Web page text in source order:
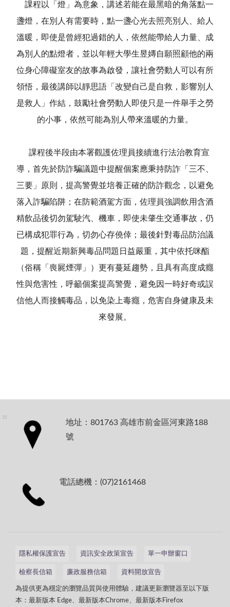
課程以「燈」為意象，講述若能在最黑暗的角落點一
盞燈，在別人有需要時，點一盞心光去照亮別人、給人
溫暖，即使是曾經犯過錯的人，依然能帶給人力量、成
為別人的點燈者，並以年輕大學生昱嫥自願照顧他的兩
位身心障礙室友的故事為啟發，讓社會勞動人可以有所
領悟，最後講師以靜思語「改變自己是自救，影響別人
是救人」作結，鼓勵社會勞動人即使只是一件舉手之勞
的小事，依然可能為別人帶來溫暖的力量。
課程後半段由本署觀護佐理員接續進行法治教育宣
導，首先於防詐騙議題中提醒個案應秉持防詐「三不、
三要」原則，提高警覺並培養正確的防詐觀念，以避免
落入詐騙陷阱；在防範酒駕方面，佐理員強調飲用含酒
精飲品後切勿駕駛汽、機車，即使未肇生交通事故，仍
已構成犯罪行為，切勿心存僥倖；最後針對毒品防治議
題，提醒近期新興毒品問題日益嚴重，其中依托咪酯
（俗稱「喪屍煙彈」）更有蔓延趨勢，且具有高度成癮
性與危害性，呼籲個案提高警覺，避免因一時好奇或誤
信他人而接觸毒品，以免染上毒癮，危害自身健康及未
來發展。
:::
地址：801763 高雄市前金區河東路188
號
電話總機：(07)2161468
隱私權保護宣告 資訊安全政策宣告 單一申辦窗口
檢察長信箱 廉政服務信箱 資料開放宣告
為提供更為穩定的瀏覽品質與使用體驗，建議更新瀏覽器至以下版
本：最新版本 Edge、最新版本Chrome、最新版本Firefox